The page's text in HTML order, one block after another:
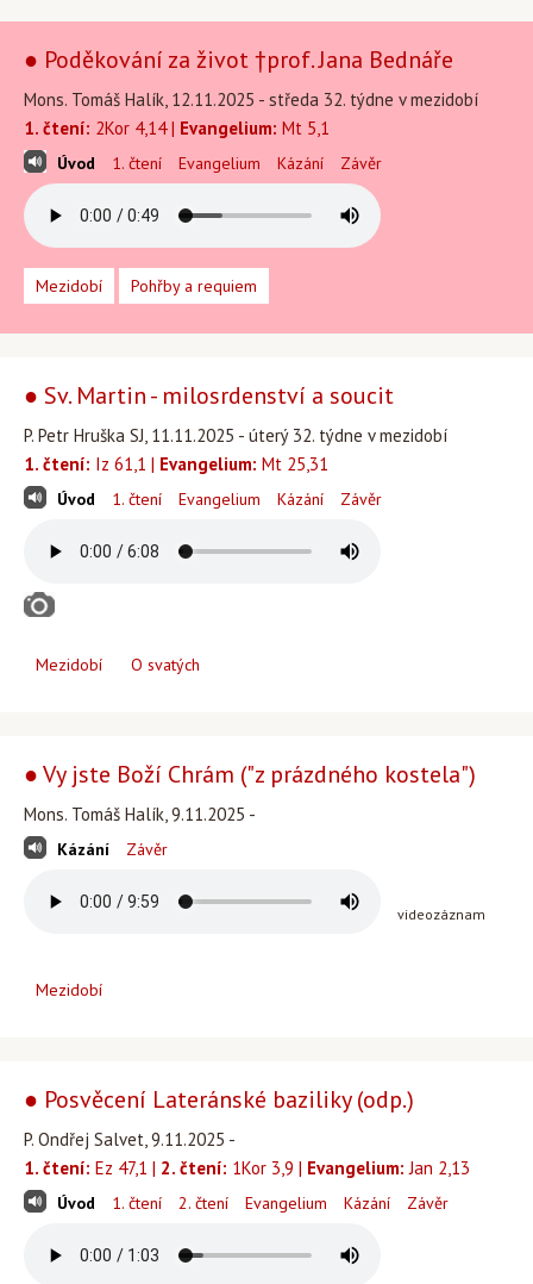
● Poděkování za život †prof. Jana Bednáře
Mons. Tomáš Halík, 12.11.2025 - středa 32. týdne v mezidobí
1. čtení: 2Kor 4,14 | Evangelium: Mt 5,1
Úvod 1. čtení Evangelium Kázání Závěr
Mezidobí Pohřby a requiem
● Sv. Martin - milosrdenství a soucit
P. Petr Hruška SJ, 11.11.2025 - úterý 32. týdne v mezidobí
1. čtení: Iz 61,1 | Evangelium: Mt 25,31
Úvod 1. čtení Evangelium Kázání Závěr
Mezidobí O svatých
● Vy jste Boží Chrám ("z prázdného kostela")
Mons. Tomáš Halík, 9.11.2025 -
Kázání Závěr
videozáznam
Mezidobí
● Posvěcení Lateránské baziliky (odp.)
P. Ondřej Salvet, 9.11.2025 -
1. čtení: Ez 47,1 | 2. čtení: 1Kor 3,9 | Evangelium: Jan 2,13
Úvod 1. čtení 2. čtení Evangelium Kázání Závěr